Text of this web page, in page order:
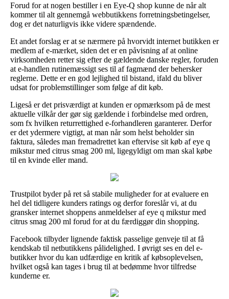
Forud for at nogen bestiller i en Eye-Q shop kunne de når alt
kommer til alt gennemgå webbutikkens forretningsbetingelser,
dog er det naturligvis ikke videre spændende.
Et andet forslag er at se nærmere på hvorvidt internet butikken er
medlem af e-mærket, siden det er en påvisning af at online
virksomheden retter sig efter de gældende danske regler, foruden
at e-handlen rutinemæssigt ses til af fagmænd der behersker
reglerne. Dette er en god lejlighed til bistand, ifald du bliver
udsat for problemstillinger som følge af dit køb.
Ligeså er det prisværdigt at kunden er opmærksom på de mest
aktuelle vilkår der gør sig gældende i forbindelse med ordren,
som fx hvilken returrettighed e-forhandleren garanterer. Derfor
er det ydermere vigtigt, at man når som helst beholder sin
faktura, således man fremadrettet kan eftervise sit køb af eye q
mikstur med citrus smag 200 ml, ligegyldigt om man skal købe
til en kvinde eller mand.
Trustpilot byder på ret så stabile muligheder for at evaluere en
hel del tidligere kunders ratings og derfor foreslår vi, at du
gransker internet shoppens anmeldelser af eye q mikstur med
citrus smag 200 ml forud for at du færdiggør din shopping.
Facebook tilbyder lignende faktisk passelige genveje til at få
kendskab til netbutikkens pålidelighed. I øvrigt ses en del e-
butikker hvor du kan udfærdige en kritik af købsoplevelsen,
hvilket også kan tages i brug til at bedømme hvor tilfredse
kunderne er.